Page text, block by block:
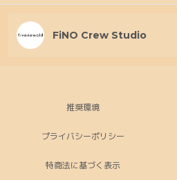
FiNO Crew Studio
推奨環境
プライバシーポリシー
特商法に基づく表示